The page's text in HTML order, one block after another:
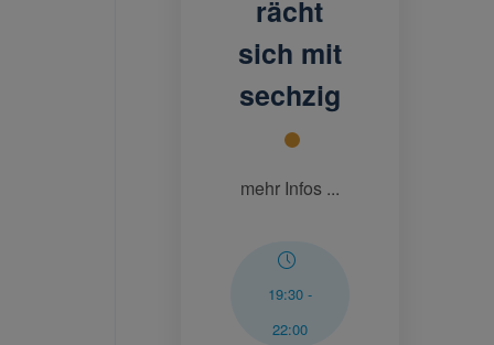
rächt
sich mit
sechzig
mehr Infos ...
19:30-
22:00